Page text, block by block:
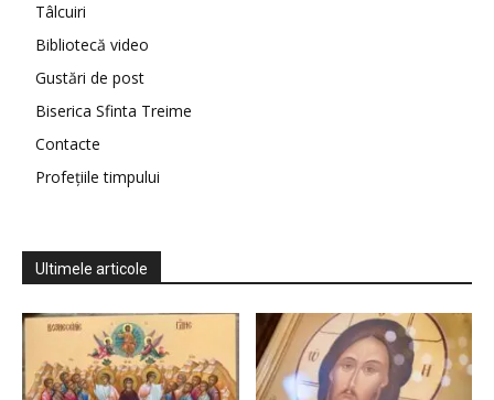
Tâlcuiri
Bibliotecă video
Gustări de post
Biserica Sfinta Treime
Contacte
Profețiile timpului
Ultimele articole